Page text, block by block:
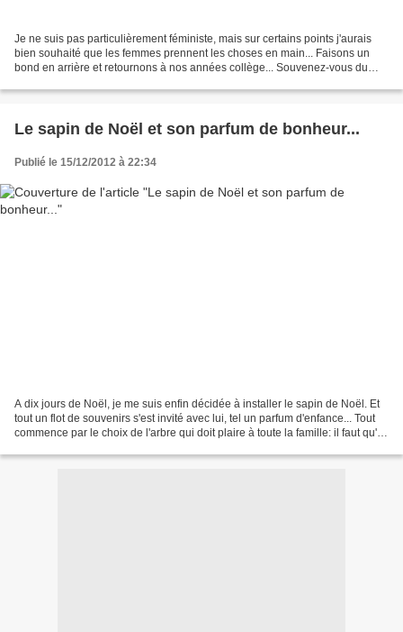
Je ne suis pas particulièrement féministe, mais sur certains points j'aurais
bien souhaité que les femmes prennent les choses en main... Faisons un
bond en arrière et retournons à nos années collège... Souvenez-vous du
Le sapin de Noël et son parfum de bonheur...
Publié le 15/12/2012 à 22:34
A dix jours de Noël, je me suis enfin décidée à installer le sapin de Noël. Et
tout un flot de souvenirs s'est invité avec lui, tel un parfum d'enfance... Tout
commence par le choix de l'arbre qui doit plaire à toute la famille: il faut qu'il